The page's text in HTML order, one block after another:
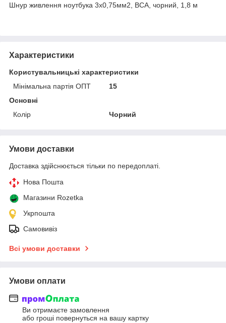
Шнур живлення ноутбука 3x0,75мм2, ВСА, чорний, 1,8 м
Характеристики
Користувальницькі характеристики
Мінімальна партія ОПТ
15
Основні
Колір
Чорний
Умови доставки
Доставка здійснюється тільки по передоплаті.
Нова Пошта
Магазини Rozetka
Укрпошта
Самовивіз
Всі умови доставки
Умови оплати
Ви отримаєте замовлення
або гроші повернуться на вашу картку